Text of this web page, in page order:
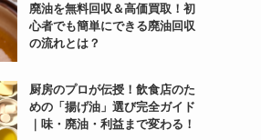
廃油を無料回収＆高価買取！初
心者でも簡単にできる廃油回収
の流れとは？
厨房のプロが伝授！飲食店のた
めの「揚げ油」選び完全ガイド
｜味・廃油・利益まで変わる！